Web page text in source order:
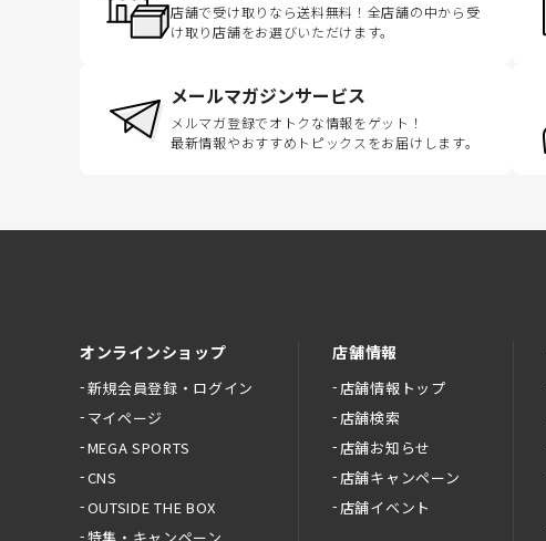
店舗で受け取りなら送料無料！全店舗の中から受
け取り店舗をお選びいただけます。
メールマガジンサービス
メルマガ登録でオトクな情報をゲット！
最新情報やおすすめトピックスをお届けします。
オンラインショップ
新規会員登録・ログイン
マイページ
MEGA SPORTS
CNS
OUTSIDE THE BOX
店舗情報
店舗情報トップ
店舗検索
店舗お知らせ
店舗キャンペーン
店舗イベント